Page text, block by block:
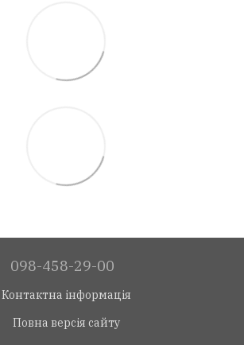
098-458-29-00
Контактна інформація
Повна версія сайту